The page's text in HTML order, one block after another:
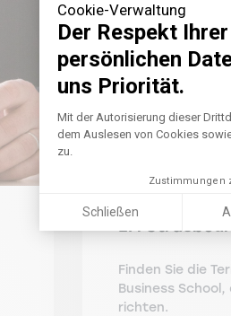
Cookie-Verwaltung
Der Respekt Ihrer
persönlichen
uns Priorität.
Mit der Autorisierung dieser
dem Auslesen von Cookies
zu.
Zustimmungen
Schließen
EM
Finden Sie die
Business
richten.